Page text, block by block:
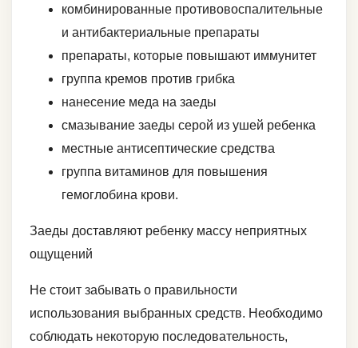
комбинированные противовоспалительные
и антибактериальные препараты
препараты, которые повышают иммунитет
группа кремов против грибка
нанесение меда на заеды
смазывание заеды серой из ушей ребенка
местные антисептические средства
группа витаминов для повышения
гемоглобина крови.
Заеды доставляют ребенку массу неприятных
ощущений
Не стоит забывать о правильности
использования выбранных средств. Необходимо
соблюдать некоторую последовательность,